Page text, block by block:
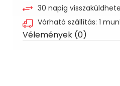
30 napig
Várható szállítás: 1
Vélemények (0)